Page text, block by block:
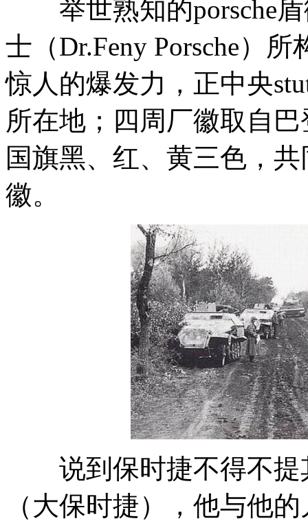
举世熟知的porsche盾
士（Dr.Feny Porsche）
惊人的爆发力，正中央
所在地；四周厂徽取自
国旗黑、红、黄三色，
徽。
说到保时捷不得不提
（大保时捷），他与他